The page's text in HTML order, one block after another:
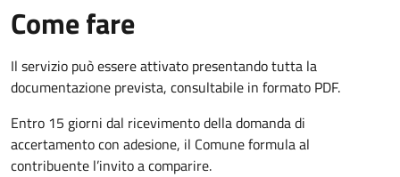
Come fare
Il servizio può essere attivato presentando tutta la
documentazione prevista, consultabile in formato PDF.
Entro 15 giorni dal ricevimento della domanda di
accertamento con adesione, il Comune formula al
contribuente l’invito a comparire.